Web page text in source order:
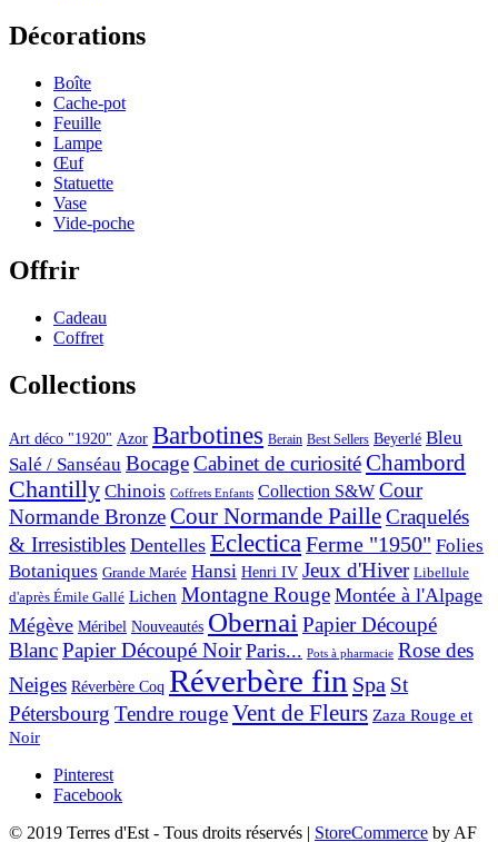
Décorations
Boîte
Cache-pot
Feuille
Lampe
Œuf
Statuette
Vase
Vide-poche
Offrir
Cadeau
Coffret
Collections
Art déco "1920" Azor Barbotines Berain Best Sellers Beyerlé Bleu
Salé / Sanséau BocageCabinet de curiositéChambord
Chantilly Chinois Coffrets Enfants Collection S&W Cour
Normande BronzeCour Normande PailleCraquelés
& Irresistibles Dentelles EclecticaFerme "1950" Folies
Botaniques Grande Marée Hansi Henri IV Jeux d'Hiver Libellule
d'après Émile Gallé Lichen Montagne Rouge Montée à l'Alpage
Mégève Méribel Nouveautés ObernaiPapier Découpé
BlancPapier Découpé Noir Paris... Pots à pharmacie Rose des
Neiges Réverbère Coq Réverbère fin Spa St
Pétersbourg Tendre rougeVent de Fleurs Zaza Rouge et
Noir
Pinterest
Facebook
© 2019 Terres d'Est - Tous droits réservés
StoreCommerce by AF